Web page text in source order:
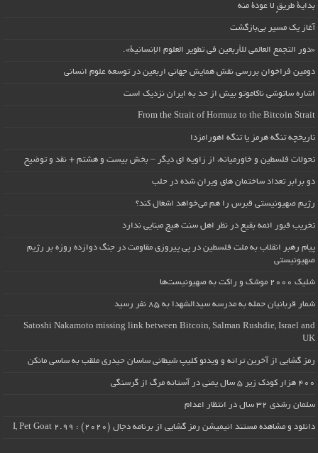
بداية طريقٍ لا عودة منه
آغاز یک مسیر بی‌بازگشت
«دور التجمع العالمي للأربعين في تطوير العلوم الإنسانية».
دومین فراخوان بررسی نقش همایش جهانی اربعین در توسعه علوم انسانی
اشاره ساتوشی ناکاموتو بیش از حد به ایران نزدیک است
From the Strait of Hormuz to the Bitcoin Strait
تاریخچه تنگه هرمز یا تنگه اهورامزدا
تحولات فلسطین و خاورمیانه، از زاویه ای دیگر – بخش بیست و هشتم + نقد و توضیح
دو برابر تعداد ساختمان های ویران شده در حلب
رژیم صهیونیستی قبرس را هم می‌خواهد اشغال کند؟
تخریب قبور ائمه بقیع در نظر اهل سنت هیچ مبنایی ندارد
پیام رهبر انقلاب به ملت فلسطین در پی پیروزی مقاومت در جنگ دوازده روزه بر رژیم
صهیونیستی
شلیک ۲۰۰۰ موشک و راکت به صهیونیست‌ها
شمار قربانیان حمله به مدرسه سیدالشهدا به ۸۵ نفر رسید
Satoshi Nakamoto missing link between Bitcoin, Salman Rushdie, Israel and
UK
رمز گشایی از آخرین ترانه و ویدئو کلیپ شیطانی ساسان حیدری ملقب به ساسی مانکن
۴۰۰ هزار کودک زیر ۵ سال یمنی در آستانه مرگ از گرسنگی
سلمان رشدی ۳۲ سال در انتظار اعدام
دانلود و مشاهده مستند انیمیشن رمز گشایی از برنامه دجال (۲۰۲۰) : I, Pet Goat 2.99